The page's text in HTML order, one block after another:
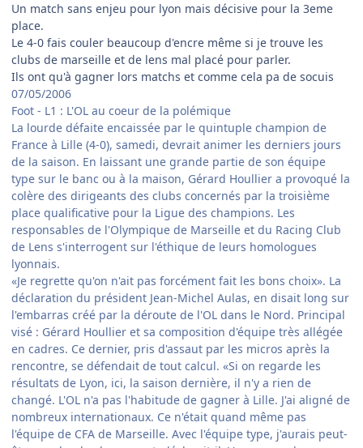
Un match sans enjeu pour lyon mais décisive pour la 3eme
place.
Le 4-0 fais couler beaucoup d'encre même si je trouve les
clubs de marseille et de lens mal placé pour parler.
Ils ont qu'à gagner lors matchs et comme cela pa de socuis
07/05/2006
Foot - L1 : L'OL au coeur de la polémique
La lourde défaite encaissée par le quintuple champion de
France à Lille (4-0), samedi, devrait animer les derniers jours
de la saison. En laissant une grande partie de son équipe
type sur le banc ou à la maison, Gérard Houllier a provoqué la
colère des dirigeants des clubs concernés par la troisième
place qualificative pour la Ligue des champions. Les
responsables de l'Olympique de Marseille et du Racing Club
de Lens s'interrogent sur l'éthique de leurs homologues
lyonnais.
«Je regrette qu'on n'ait pas forcément fait les bons choix». La
déclaration du président Jean-Michel Aulas, en disait long sur
l'embarras créé par la déroute de l'OL dans le Nord. Principal
visé : Gérard Houllier et sa composition d'équipe très allégée
en cadres. Ce dernier, pris d'assaut par les micros après la
rencontre, se défendait de tout calcul. «Si on regarde les
résultats de Lyon, ici, la saison dernière, il n'y a rien de
changé. L'OL n'a pas l'habitude de gagner à Lille. J'ai aligné de
nombreux internationaux. Ce n'était quand même pas
l'équipe de CFA de Marseille. Avec l'équipe type, j'aurais peut-